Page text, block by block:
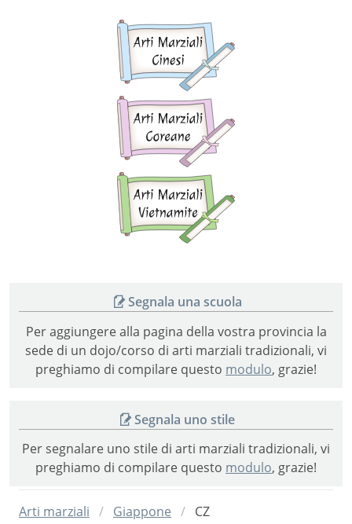
marziali
marziali
marziali
Segnala una scuola
Per aggiungere alla pagina della vostra provincia la
sede di un dojo/corso di arti marziali tradizionali, vi
preghiamo di compilare questo modulo, grazie!
Segnala uno stile
Per segnalare uno stile di arti marziali tradizionali, vi
preghiamo di compilare questo modulo, grazie!
Arti marziali Giappone CZ